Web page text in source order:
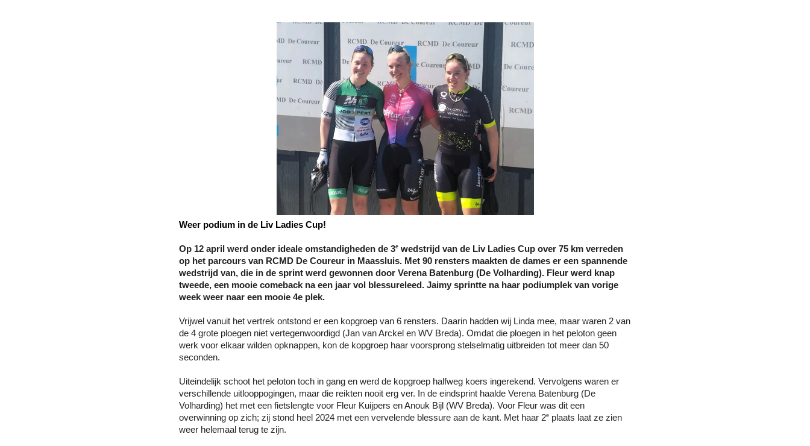
Weer podium in de Liv Ladies Cup!
Op 12 april werd onder ideale omstandigheden de 3e wedstrijd van de Liv Ladies Cup over 75 km verreden
op het parcours van RCMD De Coureur in Maassluis. Met 90 rensters maakten de dames er een spannende
wedstrijd van, die in de sprint werd gewonnen door Verena Batenburg (De Volharding). Fleur werd knap
tweede, een mooie comeback na een jaar vol blessureleed. Jaimy sprintte na haar podiumplek van vorige
week weer naar een mooie 4e plek.
Vrijwel vanuit het vertrek ontstond er een kopgroep van 6 rensters. Daarin hadden wij Linda mee, maar waren 2 van
de 4 grote ploegen niet vertegenwoordigd (Jan van Arckel en WV Breda). Omdat die ploegen in het peloton geen
werk voor elkaar wilden opknappen, kon de kopgroep haar voorsprong stelselmatig uitbreiden tot meer dan 50
seconden.
Uiteindelijk schoot het peloton toch in gang en werd de kopgroep halfweg koers ingerekend. Vervolgens waren er
verschillende uitlooppogingen, maar die reikten nooit erg ver. In de eindsprint haalde Verena Batenburg (De
Volharding) het met een fietslengte voor Fleur Kuijpers en Anouk Bijl (WV Breda). Voor Fleur was dit een
overwinning op zich; zij stond heel 2024 met een vervelende blessure aan de kant. Met haar 2e plaats laat ze zien
weer helemaal terug te zijn.